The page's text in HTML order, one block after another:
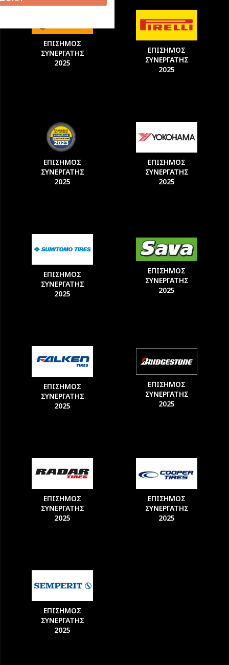
ΕΠΙΣΗΜΟΣ
ΣΥΝΕΡΓΑΤΗΣ
2025
ΕΠΙΣΗΜΟΣ
ΣΥΝΕΡΓΑΤΗΣ
2025
ΕΠΙΣΗΜΟΣ
ΣΥΝΕΡΓΑΤΗΣ
2025
ΕΠΙΣΗΜΟΣ
ΣΥΝΕΡΓΑΤΗΣ
2025
ΕΠΙΣΗΜΟΣ
ΣΥΝΕΡΓΑΤΗΣ
2025
ΕΠΙΣΗΜΟΣ
ΣΥΝΕΡΓΑΤΗΣ
2025
ΕΠΙΣΗΜΟΣ
ΣΥΝΕΡΓΑΤΗΣ
2025
ΕΠΙΣΗΜΟΣ
ΣΥΝΕΡΓΑΤΗΣ
2025
ΕΠΙΣΗΜΟΣ
ΣΥΝΕΡΓΑΤΗΣ
2025
ΕΠΙΣΗΜΟΣ
ΣΥΝΕΡΓΑΤΗΣ
2025
ΕΠΙΣΗΜΟΣ
ΣΥΝΕΡΓΑΤΗΣ
2025